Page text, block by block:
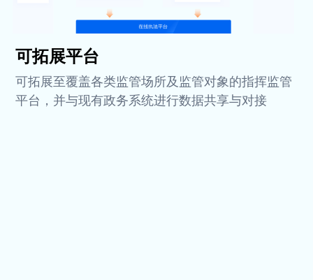
可拓展平台
可拓展至覆盖各类监管场所及监管对象的指挥监管
平台，并与现有政务系统进行数据共享与对接